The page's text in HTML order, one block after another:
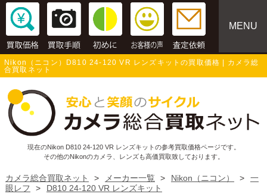
MENU
Nikon（ニコン）D810 24-120 VR レンズキットの買取価格 | カメラ総
合買取ネット
現在のNikon D810 24-120 VR レンズキットの参考買取価格ページです。
その他のNikonのカメラ、レンズも高価買取致しております。
カメラ総合買取ネット > メーカー一覧 > Nikon（ニコン） >
一
眼レフ
> D810 24-120 VR レンズキット